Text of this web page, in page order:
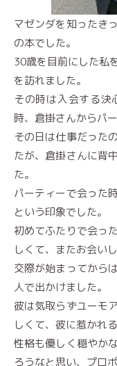
マゼンダを知ったき
の本でした。
30歳を目前にした私
を訪れました。
その時は入会する決
時、倉掛さんからパ
その日は仕事だった
たが、倉掛さんに背
た。
パーティーで会った
という印象でした。
初めてふたりで会っ
しくて、またお会い
交際が始まってから
人で出かけました。
彼は気取らずユーモ
しくて、彼に惹かれ
性格も優しく穏やか
ろうなと思い、プロ